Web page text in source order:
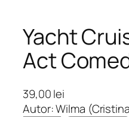
Yacht
Act
39,00lei
Autor: Wilma